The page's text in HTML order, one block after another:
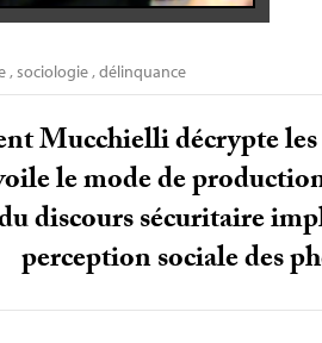
,sociologie,délinquance
Mucchielli décrypte
le mode de
discours sécuritaire
perception sociale des